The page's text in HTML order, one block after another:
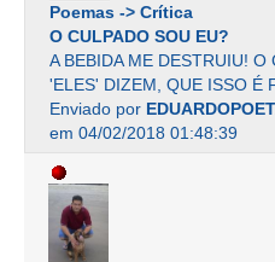
Poemas -> Crítica
O CULPADO SOU EU?
A BEBIDA ME DESTRUIU!
'ELES' DIZEM, QUE ISSO É
Enviado por
em 04/02/2018 01:48:39